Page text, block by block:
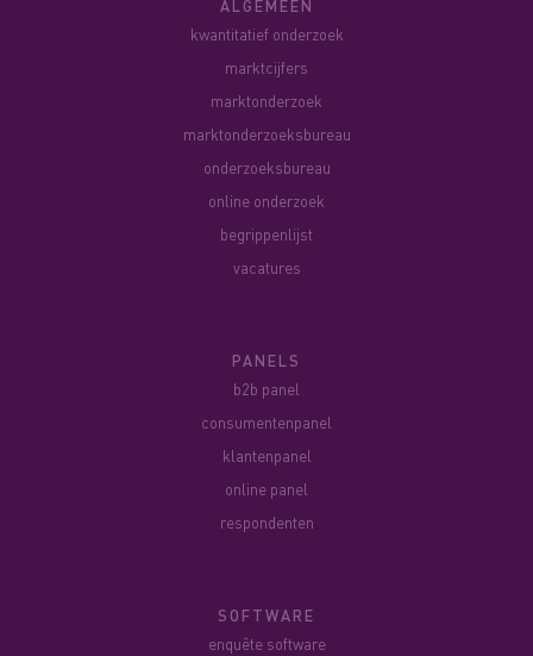
ALGEMEEN
kwantitatief onderzoek
marktcijfers
marktonderzoek
marktonderzoeksbureau
onderzoeksbureau
online onderzoek
begrippenlijst
vacatures
PANELS
b2b panel
consumentenpanel
klantenpanel
online panel
respondenten
SOFTWARE
enquête software